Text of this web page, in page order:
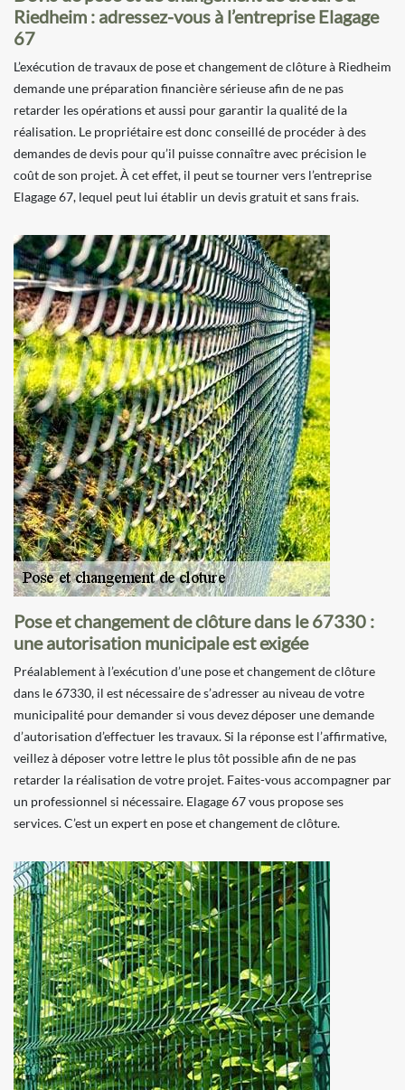
Riedheim : adressez-vous à l’entreprise Elagage
67
L’exécution de travaux de pose et changement de clôture à Riedheim
demande une préparation financière sérieuse afin de ne pas
retarder les opérations et aussi pour garantir la qualité de la
réalisation. Le propriétaire est donc conseillé de procéder à des
demandes de devis pour qu’il puisse connaître avec précision le
coût de son projet. À cet effet, il peut se tourner vers l’entreprise
Elagage 67, lequel peut lui établir un devis gratuit et sans frais.
Pose et changement de clôture dans le 67330 :
une autorisation municipale est exigée
Préalablement à l’exécution d’une pose et changement de clôture
dans le 67330, il est nécessaire de s’adresser au niveau de votre
municipalité pour demander si vous devez déposer une demande
d’autorisation d’effectuer les travaux. Si la réponse est l’affirmative,
veillez à déposer votre lettre le plus tôt possible afin de ne pas
retarder la réalisation de votre projet. Faites-vous accompagner par
un professionnel si nécessaire. Elagage 67 vous propose ses
services. C’est un expert en pose et changement de clôture.